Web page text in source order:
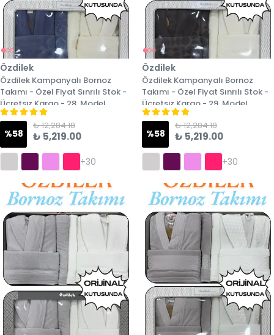
Özdilek
Özdilek Kampanyalı Bornoz
Takımı - Özel Fiyat Sınrılı Stok -
Ücretsiz Kargo - 28. Model
%58
₺ 12,284.18
₺ 5,219.00
+30
Özdilek
Özdilek Kampanyalı Bornoz
Takımı - Özel Fiyat Sınrılı Stok -
Ücretsiz Kargo - 29. Model
%58
₺ 12,284.18
₺ 5,219.00
+30